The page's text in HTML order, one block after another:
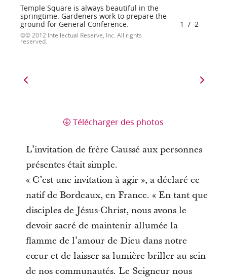
Temple Square is always beautiful in the
springtime. Gardeners work to prepare the
ground for General Conference.
© 2012 Intellectual Reserve, Inc. All rights
reserved.
1 / 2
Télécharger des photos
L’invitation de frère Caussé aux personnes
présentes était simple.
« C’est une invitation à agir », a déclaré ce
natif de Bordeaux, en France. « En tant que
disciples de Jésus-Christ, nous avons le
devoir sacré de maintenir allumée la
flamme de l’amour de Dieu dans notre
cœur et de laisser sa lumière briller au sein
de nos communautés. Le Seigneur nous